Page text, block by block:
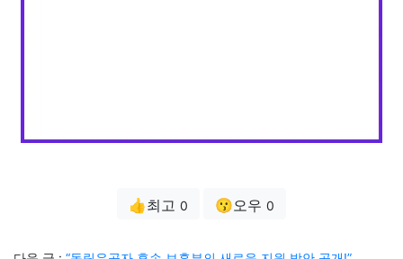
👍최고 0 😗오우 0